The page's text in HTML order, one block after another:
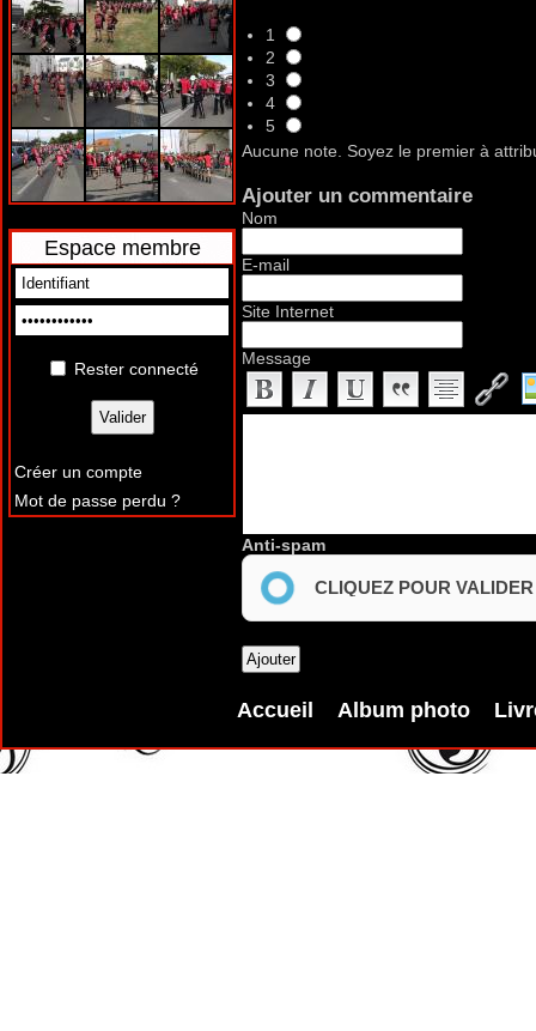
Espace membre
Rester connecté
Créer un compte
Mot de passe perdu ?
1
2
3
4
5
Aucune note. Soyez le premier à
Ajouter un commentaire
Nom
E-mail
Site Internet
Message
Anti-spam
CLIQUEZ POUR VALIDER
Accueil Album photo